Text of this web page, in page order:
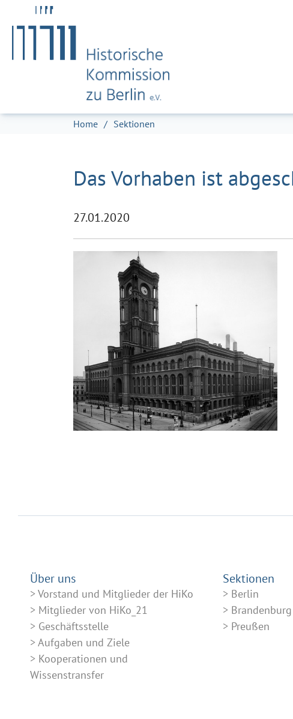
Zum Hauptinhalt springen
Skip to page footer
Sie sind hier:
Home Sektionen
Das Vorhaben ist
27.01.2020
Über uns
Vorstand und Mitglieder der HiKo
Mitglieder von HiKo_21
Geschäftsstelle
Aufgaben und Ziele
Kooperationen und
Wissenstransfer
Sektionen
Berlin
Brandenburg
Preußen